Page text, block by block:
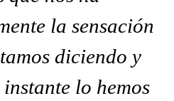
la sensación
diciendo y
lo hemos